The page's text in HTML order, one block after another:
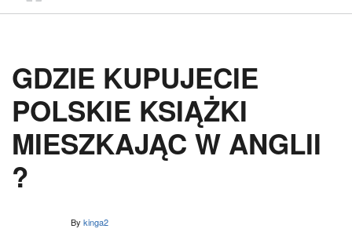
GDZIE KUPUJECIE
POLSKIE KSIĄŻKI
MIESZKAJĄC W ANGLII
?
By kinga2